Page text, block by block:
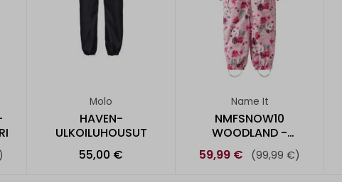
Molo
HAVEN-
ULKOILUHOUSUT
55,00 €
Name It
NMFSNOW10
WOODLAND -
TOPPAHAALARI
59,99 € (99,99 €)